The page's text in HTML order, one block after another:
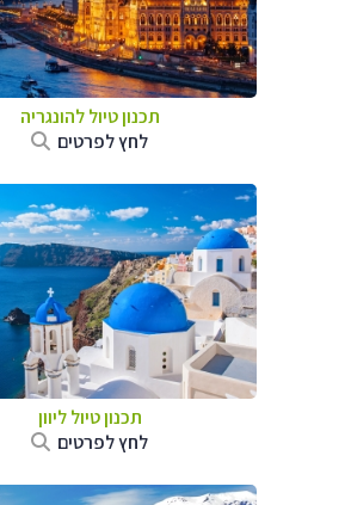
תכנון טיול להונגריה
לחץ לפרטים
תכנון טיול ליוון
לחץ לפרטים